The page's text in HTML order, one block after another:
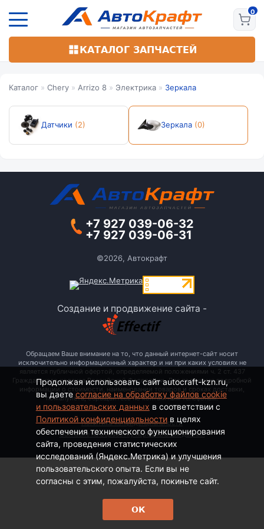
основному
КАТАЛОГ ЗАПЧАСТЕЙ
Каталог » Chery » Arrizo 8 » Электрика » Зеркала
Датчики (2) Зеркала (0)
+7 927 039-06-32
+7 927 039-06-31
©2026, Автокрафт
Создание и продвижение сайта -
Обращаем Ваше внимание на то, что данный интернет-сайт носит
исключительно информационный характер и ни при каких условиях не
является публичной офертой, определяемой положениями ч. 2 ст. 437
Гражданского кодекса Российской Федерации. Для получения подробной
информации о стоимости, наименовании товаров и сроках доставки,
пожалуйста, обращайтесь по контактным телефонам.
Политика конфиденциальности
Согласие на обработку персональных данных
Продолжая использовать сайт autocraft-kzn.ru,
вы даете согласие на обработку файлов cookie
и пользовательских данных в соответствии с
Политикой конфиденциальностив целях
обеспечения технического функционирования
сайта, проведения статистических
исследований (Яндекс.Метрика) и улучшения
пользовательского опыта. Если вы не
согласны с этим, пожалуйста, покиньте сайт.
ОК